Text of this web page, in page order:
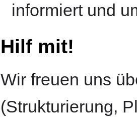
informiert und
Hilf mit!
Wir freuen uns
(Strukturierung,